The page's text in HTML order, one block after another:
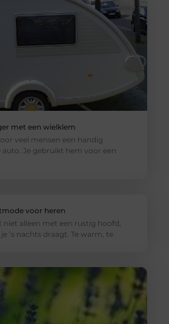
met een wielklem
veel mensen een handig
Je gebruikt hem voor een
voor heren
niet alleen met een rustig hoofd,
’s nachts draagt. Te warm, te